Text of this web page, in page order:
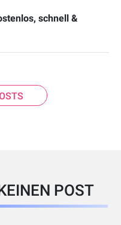
schnell &
POST